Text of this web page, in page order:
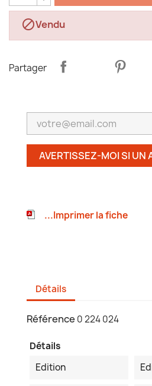
Vendu
Partager
AVERTISSEZ-MOI SI UN
...Imprimer la fiche
Détails
Référence 0 224 024
Détails
Edition